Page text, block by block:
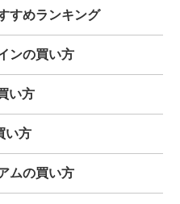
ルコイン「JPYSC」徹底解
を開催
すめランキング
ンの買い方
い方
い方
ムの買い方